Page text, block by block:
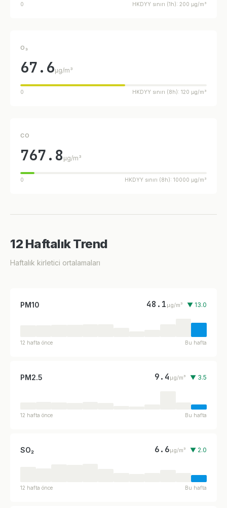
0 HKDYY sınırı (1h): 200 µg/m³
O₃
67.6µg/m³
0 HKDYY sınırı (8h): 120 µg/m³
CO
767.8 µg/m³
0 HKDYY sınırı (8h): 10000 µg/m³
12 Haftalık Trend
Haftalık kirletici ortalamaları
PM10 48.1 µg/m³ ▼ 13.0
12 hafta önce Bu hafta
PM2.5 9.4 µg/m³ ▼ 3.5
12 hafta önce Bu hafta
SO₂ 6.6µg/m³ ▼ 2.0
12 hafta önce Bu hafta